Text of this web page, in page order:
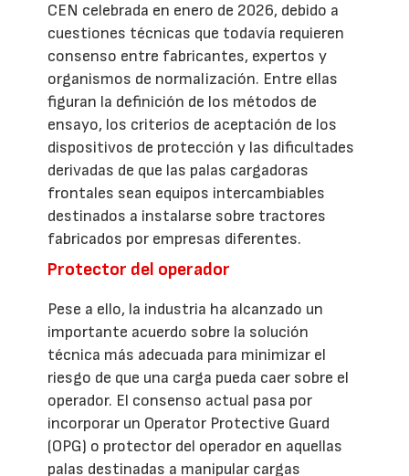
CEN celebrada en enero de 2026, debido a
cuestiones técnicas que todavía requieren
consenso entre fabricantes, expertos y
organismos de normalización. Entre ellas
figuran la definición de los métodos de
ensayo, los criterios de aceptación de los
dispositivos de protección y las dificultades
derivadas de que las palas cargadoras
frontales sean equipos intercambiables
destinados a instalarse sobre tractores
fabricados por empresas diferentes.
Protector del operador
Pese a ello, la industria ha alcanzado un
importante acuerdo sobre la solución
técnica más adecuada para minimizar el
riesgo de que una carga pueda caer sobre el
operador. El consenso actual pasa por
incorporar un Operator Protective Guard
(OPG) o protector del operador en aquellas
palas destinadas a manipular cargas